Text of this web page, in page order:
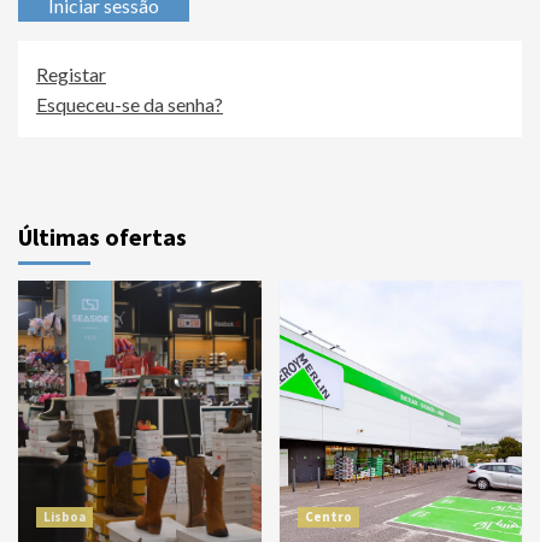
Iniciar sessão
Registar
Esqueceu-se da senha?
Últimas ofertas
Lisboa Centro